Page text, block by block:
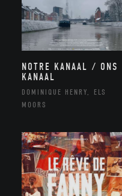
NOTRE KANAAL / ONS
KANAAL
DOMINIQUE HENRY, ELS
MOORS